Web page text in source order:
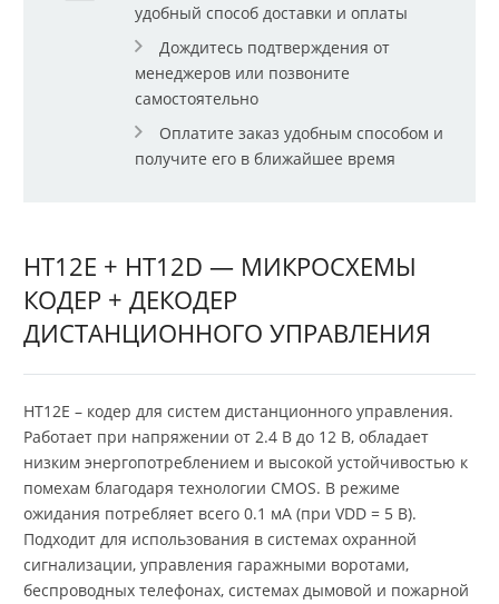
удобный способ доставки и оплаты
Дождитесь подтверждения от
менеджеров или позвоните
самостоятельно
Оплатите заказ удобным способом и
получите его в ближайшее время
HT12E + HT12D — МИКРОСХЕМЫ
КОДЕР + ДЕКОДЕР
ДИСТАНЦИОННОГО УПРАВЛЕНИЯ
HT12E – кодер для систем дистанционного управления.
Работает при напряжении от 2.4 В до 12 В, обладает
низким энергопотреблением и высокой устойчивостью к
помехам благодаря технологии CMOS. В режиме
ожидания потребляет всего 0.1 мА (при VDD = 5 В).
Подходит для использования в системах охранной
сигнализации, управления гаражными воротами,
беспроводных телефонах, системах дымовой и пожарной